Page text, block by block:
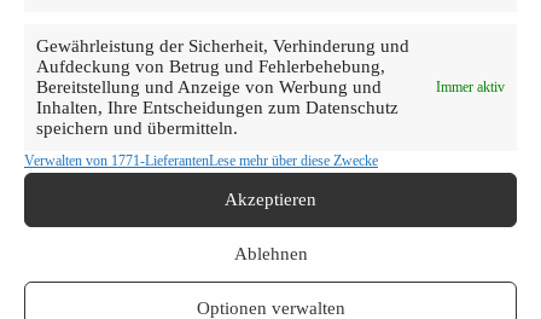
Gewährleistung der Sicherheit, Verhinderung und
Aufdeckung von Betrug und Fehlerbehebung,
Bereitstellung und Anzeige von Werbung und
Inhalten, Ihre Entscheidungen zum Datenschutz
speichern und übermitteln.
Immer aktiv
Verwalten von 1771-LieferantenLese mehr über diese Zwecke
Akzeptieren
Ablehnen
Optionen verwalten